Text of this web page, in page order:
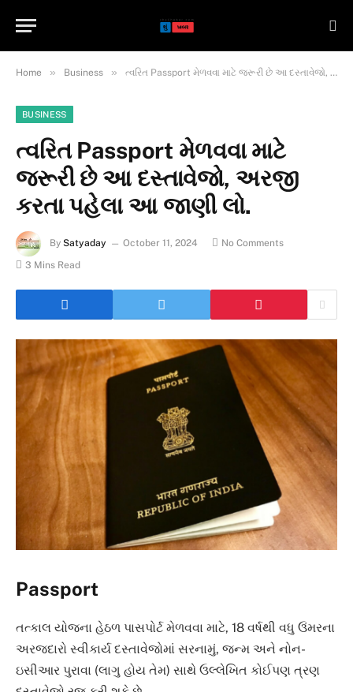
Home » Business » ત્વરિત Passport મેળવવા માટે જરૂરી છે આ દસ્તાવેજો, અરજી કરતા પહેલા આ જાણી લો.
BUSINESS
ત્વરિત Passport મેળવવા માટે
જરૂરી છે આ દસ્તાવેજો, અરજી
કરતા પહેલા આ જાણી લો.
By Satyaday October 11, 2024
No Comments
3 Mins Read
Passport
તત્કાલ યોજના હેઠળ પાસપોર્ટ મેળવવા માટે, 18 વર્ષથી વધુ ઉંમરના
અરજદારો સ્વીકાર્ય દસ્તાવેજોમાં સરનામું, જન્મ અને નોન-
ઇસીઆર પુરાવા (લાગુ હોય તેમ) સાથે ઉલ્લેખિત કોઈપણ ત્રણ